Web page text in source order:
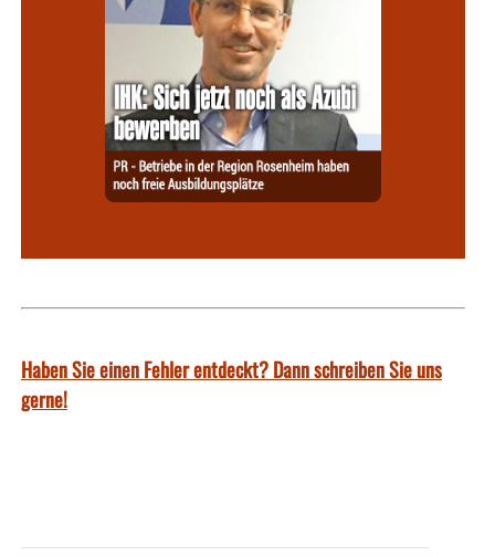
Haben Sie einen Fehler entdeckt? Dann schreiben Sie uns
gerne!